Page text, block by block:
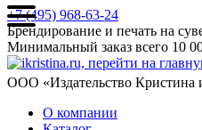
+7 (495) 968-63-24
Брендирование и печать на
Минимальный заказ всего 10
ООО «Издательство Кристина
О компании